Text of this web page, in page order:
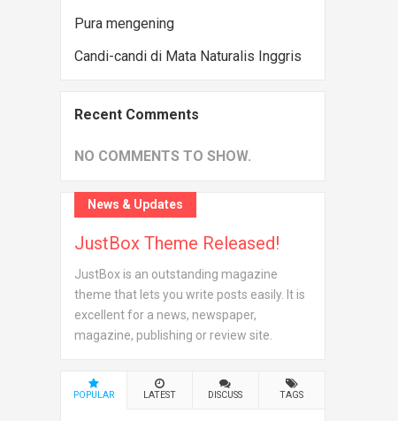
Pura mengening
Candi-candi di Mata Naturalis Inggris
Recent Comments
NO COMMENTS TO SHOW.
News & Updates
JustBox Theme Released!
JustBox is an outstanding magazine
theme that lets you write posts easily. It is
excellent for a news, newspaper,
magazine, publishing or review site.
POPULAR LATEST DISCUSS TAGS